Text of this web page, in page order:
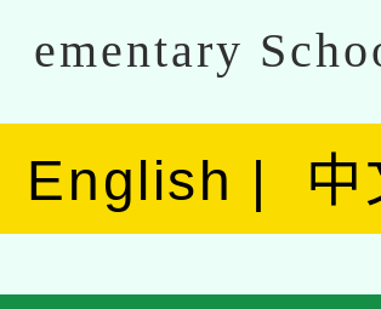
ementary
English 中